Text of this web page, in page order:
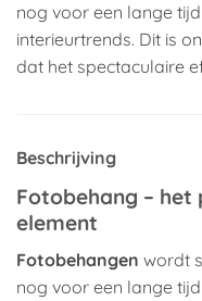
nog voor een lange
interieurtrends. Dit is
dat het spectaculaire
Beschrijving
Fotobehang –
element
Fotobehangen wordt
nog voor een lange